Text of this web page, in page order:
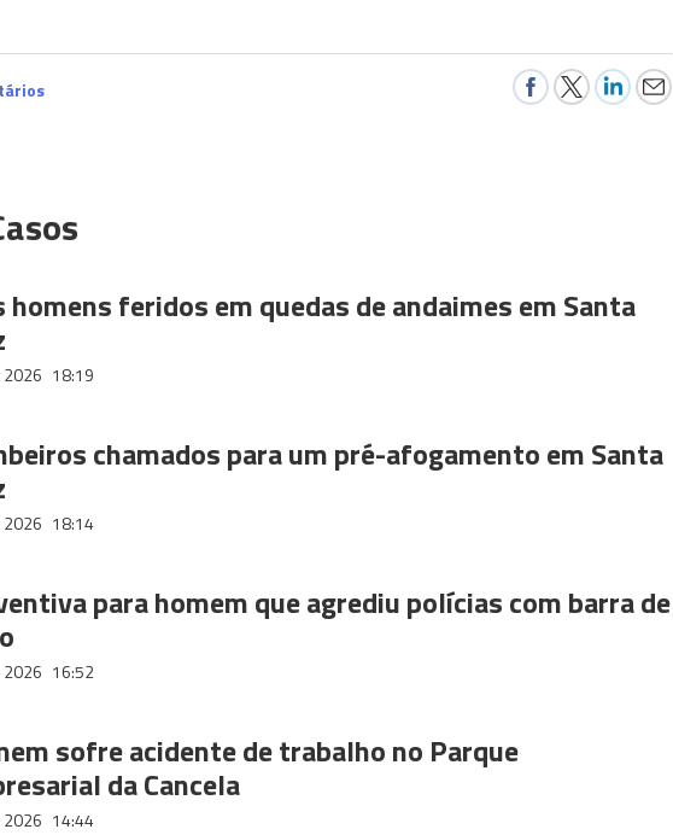
homens feridos em quedas de andaimes em Santa
2026 18:19
chamados para um pré-afogamento em Santa
2026 18:14
para homem que agrediu polícias com barra de
2026 16:52
sofre acidente de trabalho no Parque
da Cancela
2026 14:44